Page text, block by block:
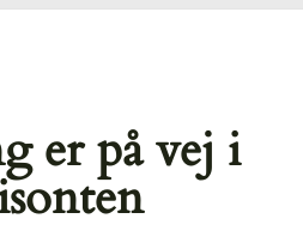
er på vej i